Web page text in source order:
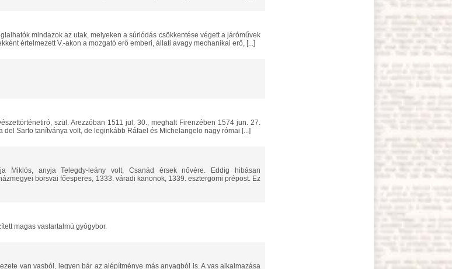
értelmezett V.-akon a mozgató erő emberi, állati avagy mechanikai erő, [...]
del Sarto tanítványa volt, de leginkább Ráfael és Michelangelo nagy római [...]
borsvai főesperes, 1333. váradi kanonok, 1339. esztergomi prépost. Ez
magas vastartalmú gyógybor.